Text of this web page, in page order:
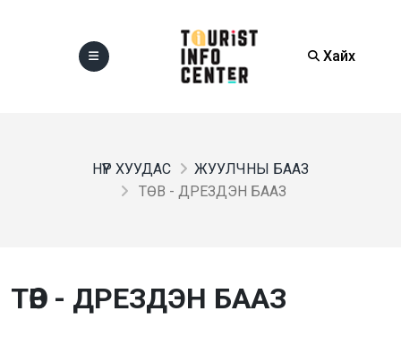
Хайх
НҮҮР ХУУДАС
ЖУУЛЧНЫ БААЗ
ТӨВ - ДРЕЗДЭН БААЗ
ТӨВ - ДРЕЗДЭН БААЗ